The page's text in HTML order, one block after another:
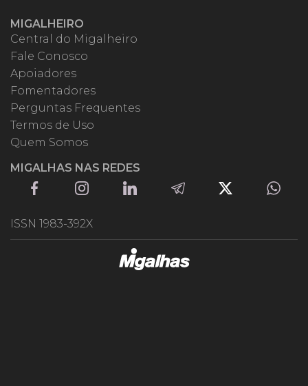
MIGALHEIRO
Central do Migalheiro
Fale Conosco
Apoiadores
Fomentadores
Perguntas Frequentes
Termos de Uso
Quem Somos
MIGALHAS NAS REDES
ISSN 1983-392X